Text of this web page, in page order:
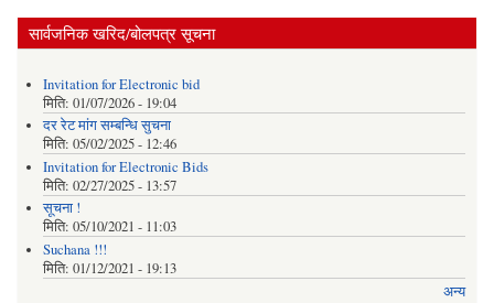
सार्वजनिक खरिद/बोलपत्र सूचना
Invitation for Electronic bid
मिति: 01/07/2026 - 19:04
दर रेट मांग सम्बन्धि सुचना
मिति: 05/02/2025 - 12:46
Invitation for Electronic Bids
मिति: 02/27/2025 - 13:57
सूचना !
मिति: 05/10/2021 - 11:03
Suchana !!!
मिति: 01/12/2021 - 19:13
अन्य